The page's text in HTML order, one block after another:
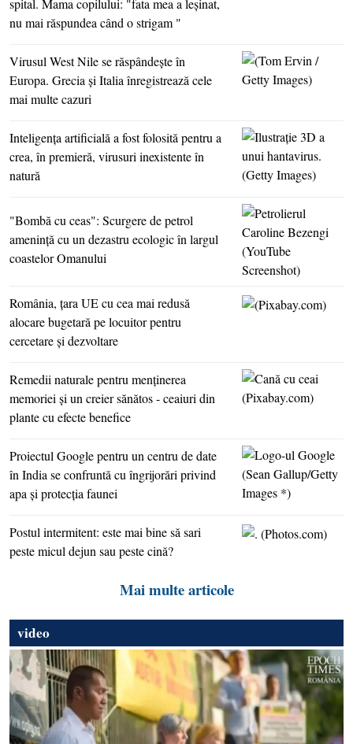
video
spital. Mama copilului: "fata mea a leşinat,
nu mai răspundea când o strigam "
Virusul West Nile se răspândeşte în
Europa. Grecia şi Italia înregistrează cele
mai multe cazuri
Inteligenţa artificială a fost folosită pentru a
crea, în premieră, virusuri inexistente în
natură
"Bombă cu ceas": Scurgere de petrol
ameninţă cu un dezastru ecologic în largul
coastelor Omanului
România, ţara UE cu cea mai redusă
alocare bugetară pe locuitor pentru
cercetare şi dezvoltare
Remedii naturale pentru menţinerea
memoriei şi un creier sănătos - ceaiuri din
plante cu efecte benefice
Proiectul Google pentru un centru de date
în India se confruntă cu îngrijorări privind
apa şi protecţia faunei
Postul intermitent: este mai bine să sari
peste micul dejun sau peste cină?
Mai multe articole